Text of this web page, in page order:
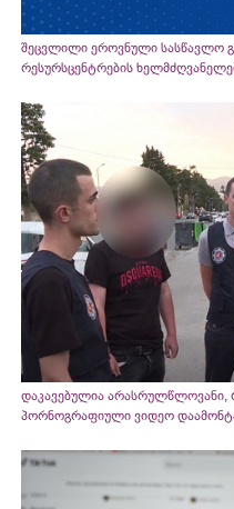
შეცვლილი ეროვნული სასწავლო
რესურსცენტრების
დაკავებულია
პორნოგრაფიული ვიდეო